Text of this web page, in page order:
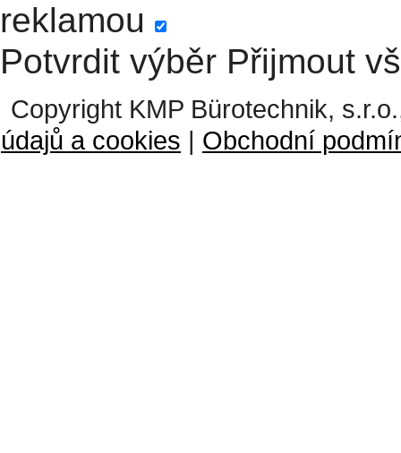
reklamou
Potvrdit výběr Přijmout
Copyright KMP Bürotechnik,
údajů a cookies | Obchodní